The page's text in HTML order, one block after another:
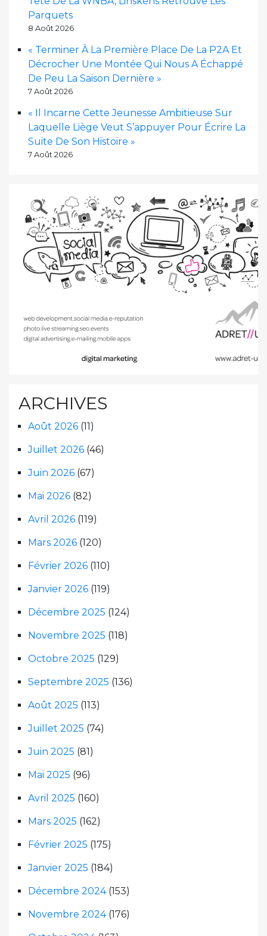
Parquets
8 Août 2026
« Terminer À La Première Place De La P2A Et
Décrocher Une Montée Qui Nous A Échappé
De Peu La Saison Dernière »
7 Août 2026
« Il Incarne Cette Jeunesse Ambitieuse Sur
Laquelle Liège Veut S’appuyer Pour Écrire La
Suite De Son Histoire »
7 Août 2026
ARCHIVES
Août 2026 (11)
Juillet 2026 (46)
Juin 2026 (67)
Mai 2026 (82)
Avril 2026 (119)
Mars 2026 (120)
Février 2026 (110)
Janvier 2026 (119)
Décembre 2025 (124)
Novembre 2025 (118)
Octobre 2025 (129)
Septembre 2025 (136)
Août 2025 (113)
Juillet 2025 (74)
Juin 2025 (81)
Mai 2025 (96)
Avril 2025 (160)
Mars 2025 (162)
Février 2025 (175)
Janvier 2025 (184)
Décembre 2024(153)
Novembre 2024(176)